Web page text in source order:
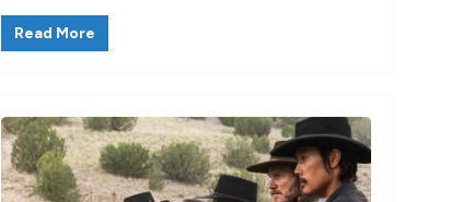
Read More